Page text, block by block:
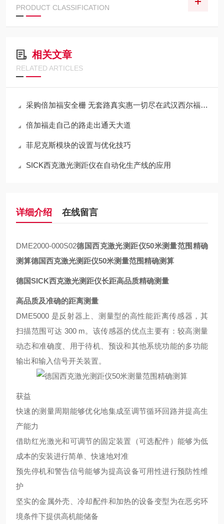
PRODUCT CLASSIFICATION
相关文章
RELATED ARTICLES
采购倍加福安全栅 无套路真实惠一切尽在武汉西尔福贸易
倍加福走自己的路走出通天大道
菲尼克斯模块的设置与优化技巧
SICK西克激光测距仪在自动化生产线的应用
详细介绍 在线留言
DME2000-000S02德国西克激光测距仪50米测量范围精确
测算德国西克激光测距仪50米测量范围精确测算
德国SICK西克激光测距仪长距高品质精确测量
高品质及准确的距离测量
DME5000 是反射器上、测量型的高性能距离传感器，其
扫描范围可达 300 m。该传感器的优点主要有：较高测量
动态和准确度、用于待机、预设和其他系统功能的多功能
输出和输入信号开关装置。
获益
快速的测量周期能够优化地集成至调节循环回路并提高生
产能力
借助红光激光和可调节的固定装置（可选配件）能够为低
成本的安装进行简单、快速地对准
预先停机和警告信号能够为提高设备可用性进行预防性维
护
坚实的金属外壳、冷却配件和加热的设备变型为在恶劣环
境条件下提供高机能储备